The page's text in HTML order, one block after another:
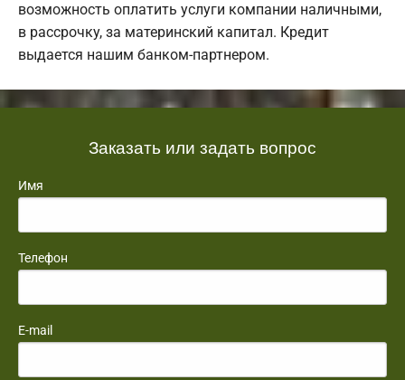
возможность оплатить услуги компании наличными,
в рассрочку, за материнский капитал. Кредит
выдается нашим банком-партнером.
Заказать или задать вопрос
Имя
Телефон
E-mail